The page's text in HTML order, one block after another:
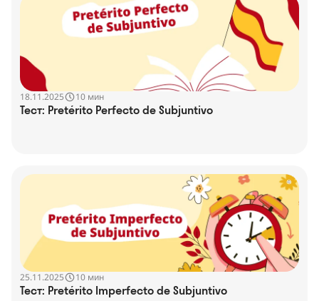
18.11.2025 10 мин
Тест: Pretérito Perfecto de Subjuntivo
25.11.2025 10 мин
Тест: Pretérito Imperfecto de Subjuntivo